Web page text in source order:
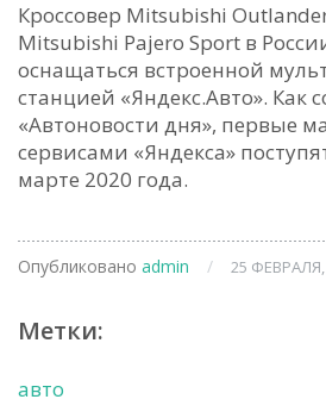
Кроссовер Mitsubishi
Mitsubishi Pajero Sport в
оснащаться встроенной
станцией «Яндекс.Авто». Как
«Автоновости дня», первые
сервисами «Яндекса»
марте 2020 года.
Опубликовано admin / 25 ФЕВРАЛЯ,
Метки:
авто